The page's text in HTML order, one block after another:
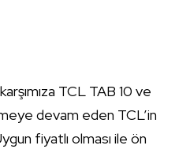
TCL TAB 10 ve
devam eden TCL’in
fiyatlı olması ile ön